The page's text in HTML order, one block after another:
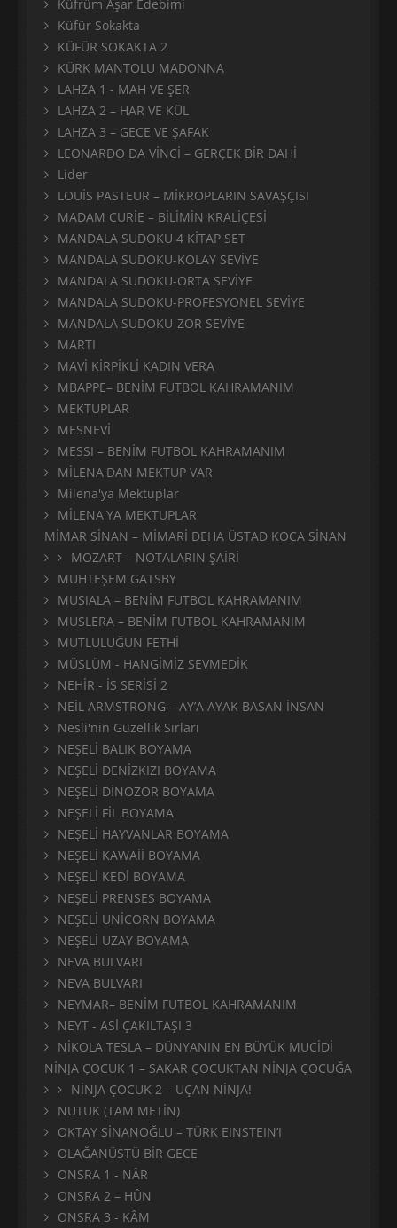
Küfrüm Aşar Edebimi
Küfür Sokakta
KÜFÜR SOKAKTA 2
KÜRK MANTOLU MADONNA
LAHZA 1 - MAH VE ŞER
LAHZA 2 – HAR VE KÜL
LAHZA 3 – GECE VE ŞAFAK
LEONARDO DA VİNCİ – GERÇEK BİR DAHİ
Lider
LOUİS PASTEUR – MİKROPLARIN SAVAŞÇISI
MADAM CURİE – BİLİMİN KRALİÇESİ
MANDALA SUDOKU 4 KİTAP SET
MANDALA SUDOKU-KOLAY SEVİYE
MANDALA SUDOKU-ORTA SEVİYE
MANDALA SUDOKU-PROFESYONEL SEVİYE
MANDALA SUDOKU-ZOR SEVİYE
MARTI
MAVİ KİRPİKLİ KADIN VERA
MBAPPE– BENİM FUTBOL KAHRAMANIM
MEKTUPLAR
MESNEVİ
MESSI – BENİM FUTBOL KAHRAMANIM
MİLENA'DAN MEKTUP VAR
Milena'ya Mektuplar
MİLENA'YA MEKTUPLAR
MİMAR SİNAN – MİMARİ DEHA ÜSTAD KOCA SİNAN
MOZART – NOTALARIN ŞAİRİ
MUHTEŞEM GATSBY
MUSIALA – BENİM FUTBOL KAHRAMANIM
MUSLERA – BENİM FUTBOL KAHRAMANIM
MUTLULUĞUN FETHİ
MÜSLÜM - HANGİMİZ SEVMEDİK
NEHİR - İS SERİSİ 2
NEİL ARMSTRONG – AY’A AYAK BASAN İNSAN
Nesli'nin Güzellik Sırları
NEŞELİ BALIK BOYAMA
NEŞELİ DENİZKIZI BOYAMA
NEŞELİ DİNOZOR BOYAMA
NEŞELİ FİL BOYAMA
NEŞELİ HAYVANLAR BOYAMA
NEŞELİ KAWAİİ BOYAMA
NEŞELİ KEDİ BOYAMA
NEŞELİ PRENSES BOYAMA
NEŞELİ UNİCORN BOYAMA
NEŞELİ UZAY BOYAMA
NEVA BULVARI
NEVA BULVARI
NEYMAR– BENİM FUTBOL KAHRAMANIM
NEYT - ASİ ÇAKILTAŞI 3
NİKOLA TESLA – DÜNYANIN EN BÜYÜK MUCİDİ
NİNJA ÇOCUK 1 – SAKAR ÇOCUKTAN NİNJA ÇOCUĞA
NİNJA ÇOCUK 2 – UÇAN NİNJA!
NUTUK (TAM METİN)
OKTAY SİNANOĞLU – TÜRK EINSTEIN’I
OLAĞANÜSTÜ BİR GECE
ONSRA 1 - NÂR
ONSRA 2 – HÛN
ONSRA 3 - KÂM